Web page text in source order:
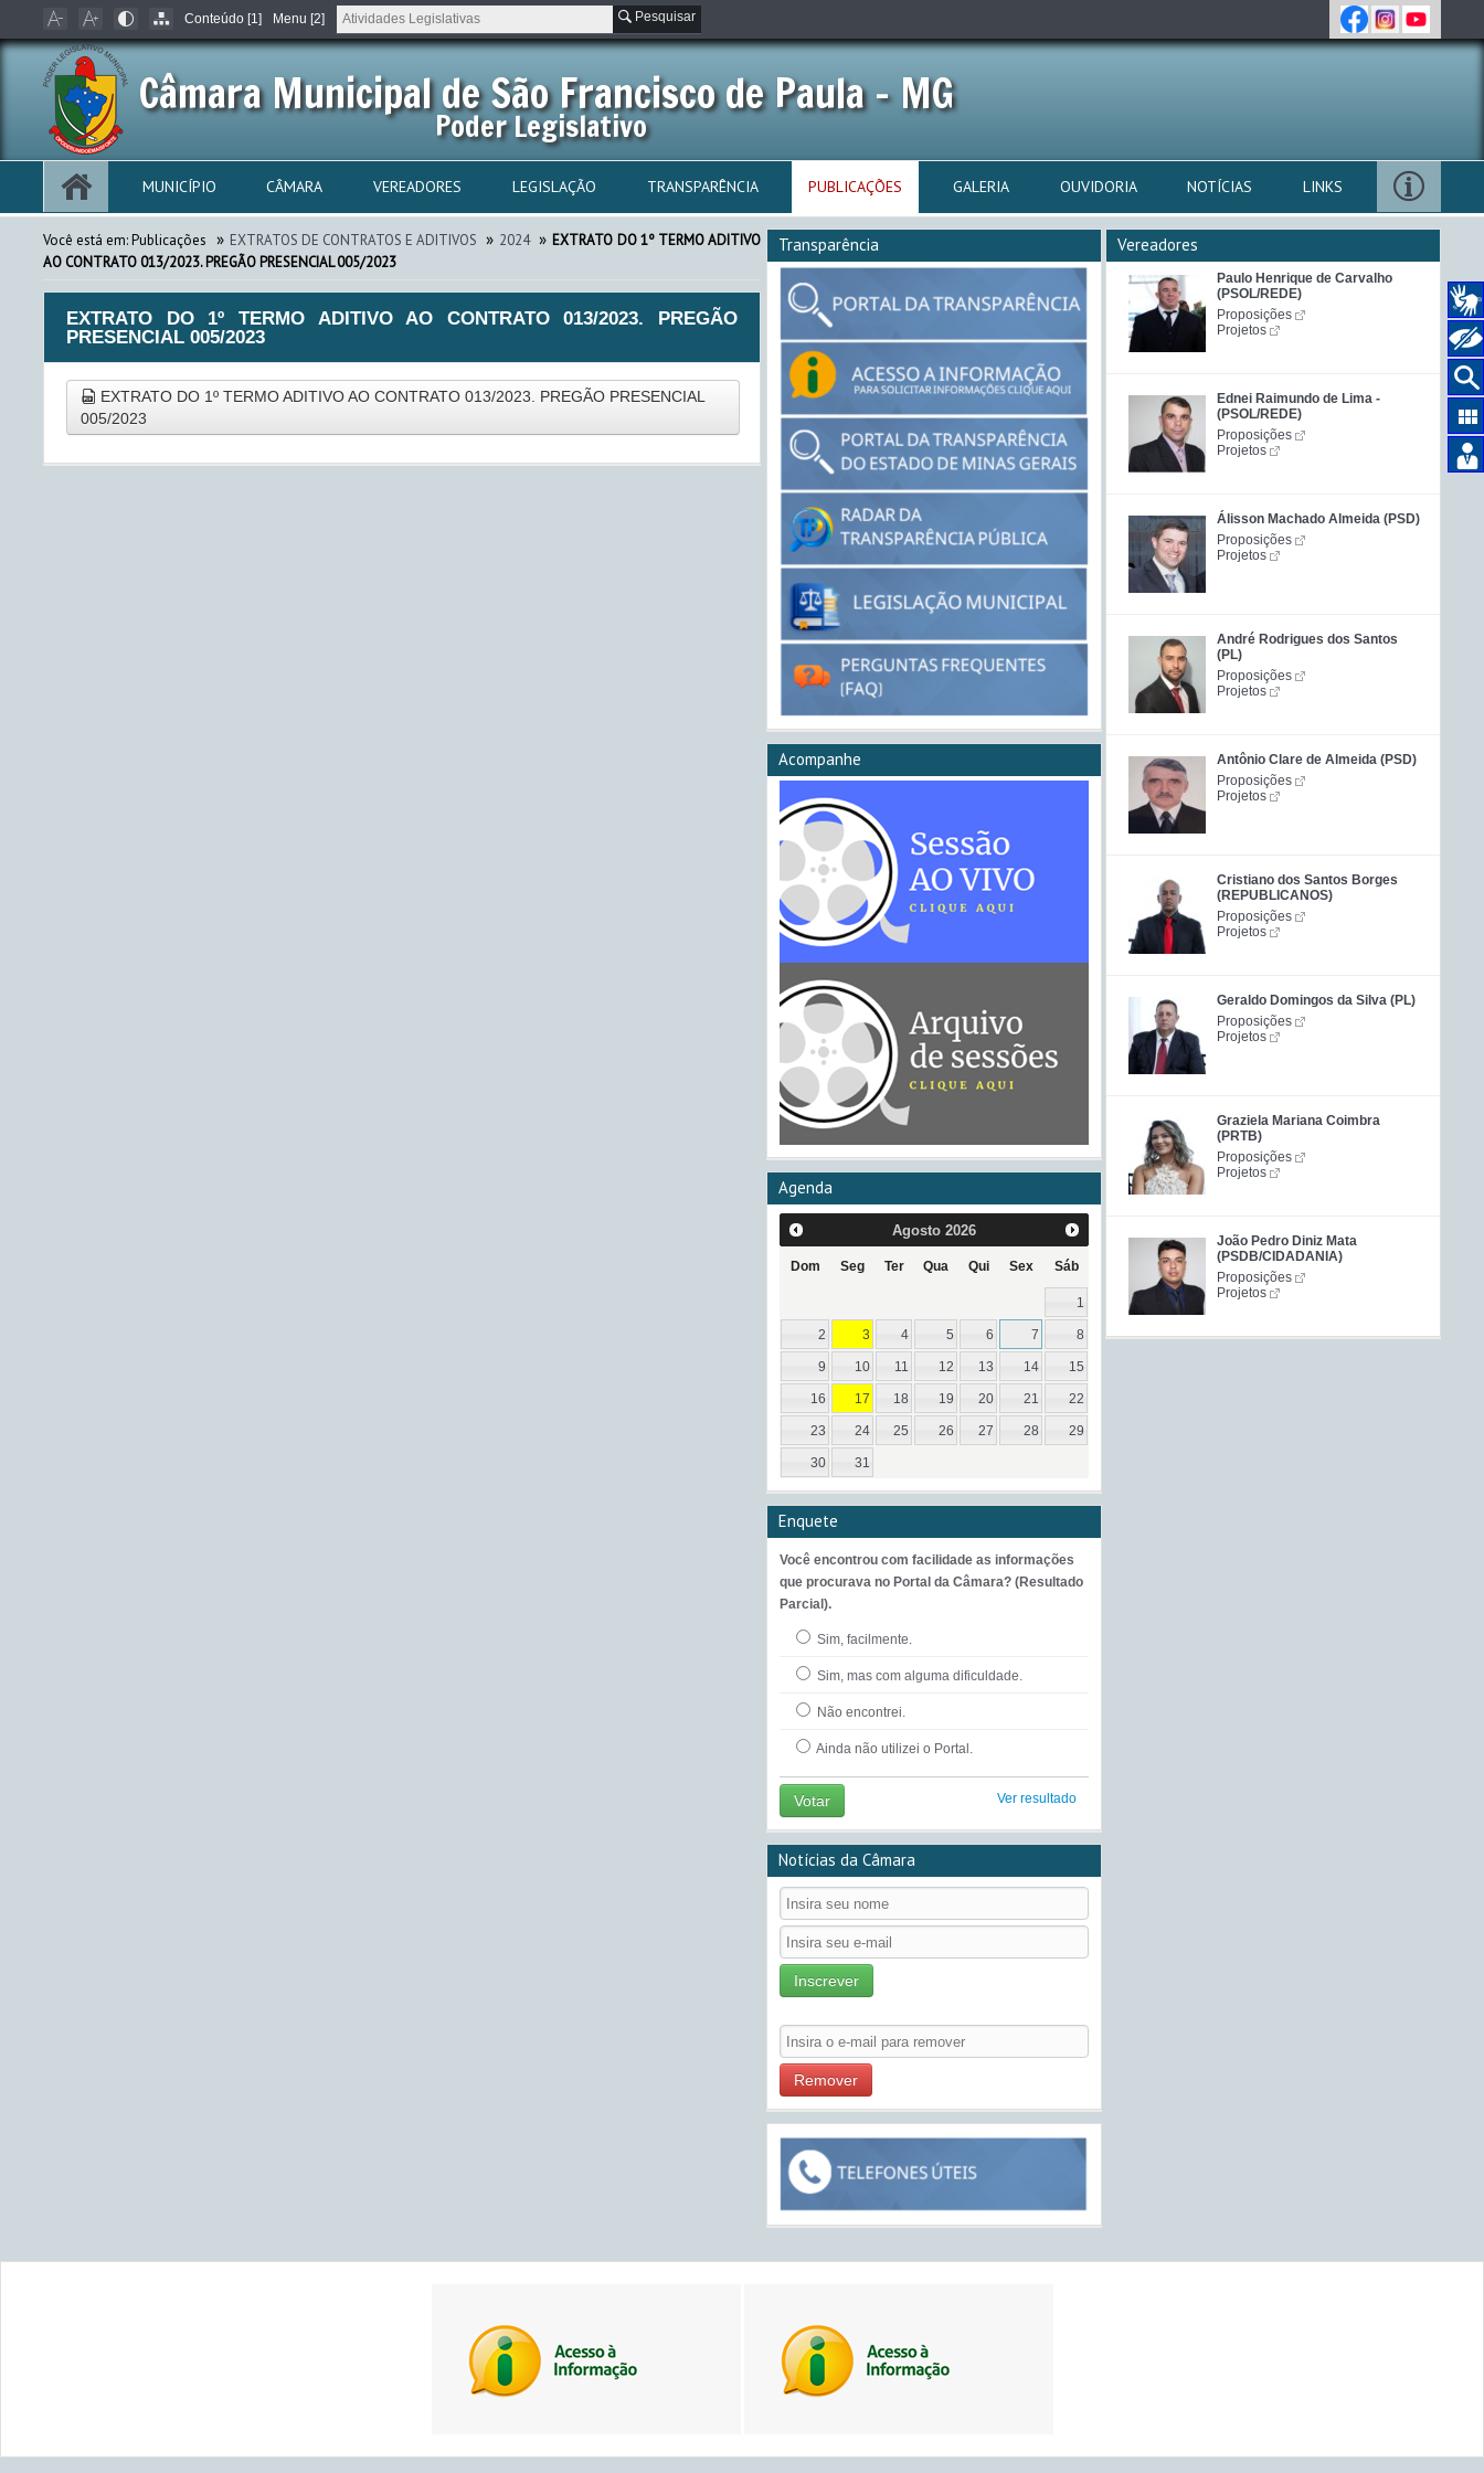
Conteúdo [1] Menu [2] Pesquisar
Câmara Municipal de São Francisco de Paula - MG
Poder Legislativo
MUNICÍPIO CÂMARA VEREADORES LEGISLAÇÃO TRANSPARÊNCIA PUBLICAÇÕES GALERIA OUVIDORIA NOTÍCIAS LINKS
Você está em:Publicações » EXTRATOS DE CONTRATOS E ADITIVOS » 2024 » EXTRATO DO 1º TERMO ADITIVO
AO CONTRATO 013/2023. PREGÃO PRESENCIAL 005/2023
EXTRATO DO 1º TERMO ADITIVO AO CONTRATO 013/2023. PREGÃO
PRESENCIAL 005/2023
EXTRATO DO 1º TERMO ADITIVO AO CONTRATO 013/2023. PREGÃO PRESENCIAL
005/2023
Vereadores
Paulo Henrique de Carvalho
(PSOL/REDE)
Proposições
Projetos
Ednei Raimundo de Lima -
(PSOL/REDE)
Proposições
Projetos
Álisson Machado Almeida (PSD)
Proposições
Projetos
André Rodrigues dos Santos
(PL)
Proposições
Projetos
Antônio Clare de Almeida (PSD)
Proposições
Projetos
Cristiano dos Santos Borges
(REPUBLICANOS)
Proposições
Projetos
Geraldo Domingos da Silva (PL)
Proposições
Projetos
Graziela Mariana Coimbra
(PRTB)
Proposições
Projetos
João Pedro Diniz Mata
(PSDB/CIDADANIA)
Proposições
Projetos
Acompanhe
Transparência
Agenda
Agosto 2026
Dom Seg Ter Qua Qui Sex Sáb
1
2 3 4 5 6 7 8
9 10 11 12 13 14 15
16 17 18 19 20 21 22
23 24 25 26 27 28 29
30 31
Enquete
Você encontrou com facilidade as informações
que procurava no Portal da Câmara? (Resultado
Parcial).
Sim, facilmente.
Sim, mas com alguma dificuldade.
Não encontrei.
Ainda não utilizei o Portal.
Votar Ver resultado
Notícias da Câmara
Inscrever
Remover